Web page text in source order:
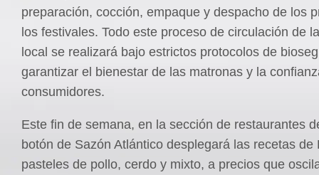
preparación, cocción, empaque y despacho de los
los festivales. Todo este proceso de circulación de
local se realizará bajo estrictos protocolos de
garantizar el bienestar de las matronas y la
consumidores.
Este fin de semana, en la sección de restaurantes
botón de Sazón Atlántico desplegará las recetas de
pasteles de pollo, cerdo y mixto, a precios que